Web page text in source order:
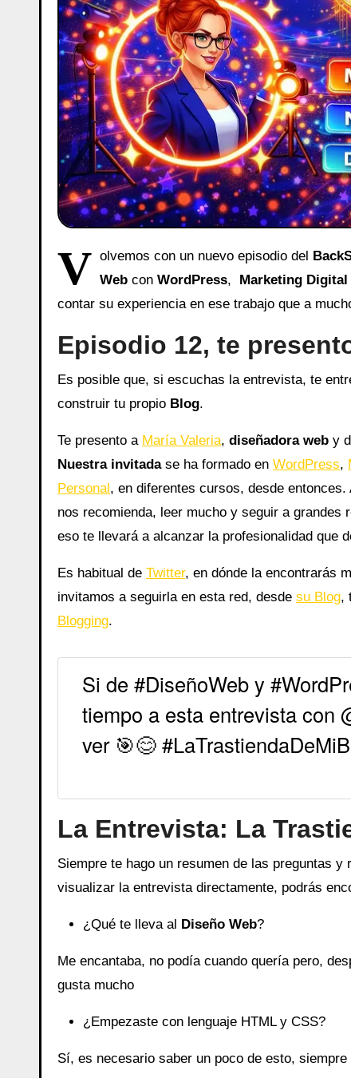
V olvemos con un nuevo episodio del
Web con WordPress, Marketing Digital
contar su experiencia en ese trabajo que a
Episodio 12, te
Es posible que, si escuchas la entrevista, te
construir tu propio Blog.
Te presento a María Valeria, diseñadora web y
Nuestra invitadase ha formado en WordPress,
Personal , en diferentes cursos, desde
nos recomienda, leer mucho y seguir a grandes
eso te llevará a alcanzar la profesionalidad que
Es habitual de Twitter, en dónde la encontrarás
invitamos a seguirla en esta red, desde su Blog,
Blogging.
Si de #DiseñoWeb y
tiempo a esta entrevista con
ver 🎯😊
La Entrevista: La
Siempre te hago un resumen de las preguntas
visualizar la entrevista directamente, podrás
¿Qué te lleva al Diseño Web?
Me encantaba, no podía cuando quería pero,
gusta mucho
¿Empezaste con lenguaje HTML y CSS?
Sí, es necesario saber un poco de esto,